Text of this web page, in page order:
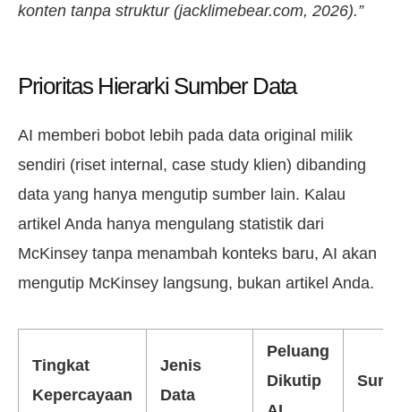
konten tanpa struktur (jacklimebear.com, 2026).”
Prioritas Hierarki Sumber Data
AI memberi bobot lebih pada data original milik
sendiri (riset internal, case study klien) dibanding
data yang hanya mengutip sumber lain. Kalau
artikel Anda hanya mengulang statistik dari
McKinsey tanpa menambah konteks baru, AI akan
mengutip McKinsey langsung, bukan artikel Anda.
Tingkat
Kepercayaan
Jenis
Data
Peluang
Dikutip